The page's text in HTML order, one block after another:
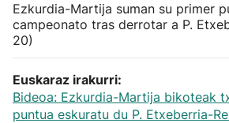
Atletismo
Carreras de montaña
Más deportes
Ezkurdia-Martija suman su primer
campeonato tras derrotar a P.
20)
Euskaraz irakurri:
Bideoa: Ezkurdia-Martija bikoteak
puntua eskuratu du P. Etxeberria-